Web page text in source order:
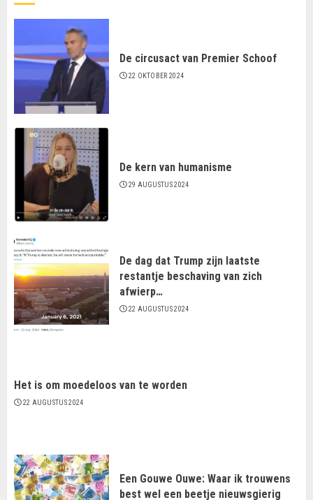
De circusact van Premier Schoof
22 OKTOBER 2024
De kern van humanisme
29 AUGUSTUS 2024
De dag dat Trump zijn laatste
restantje beschaving van zich
afwierp…
22 AUGUSTUS 2024
Het is om moedeloos van te worden
22 AUGUSTUS 2024
Een Gouwe Ouwe: Waar ik trouwens
best wel een beetje nieuwsgierig